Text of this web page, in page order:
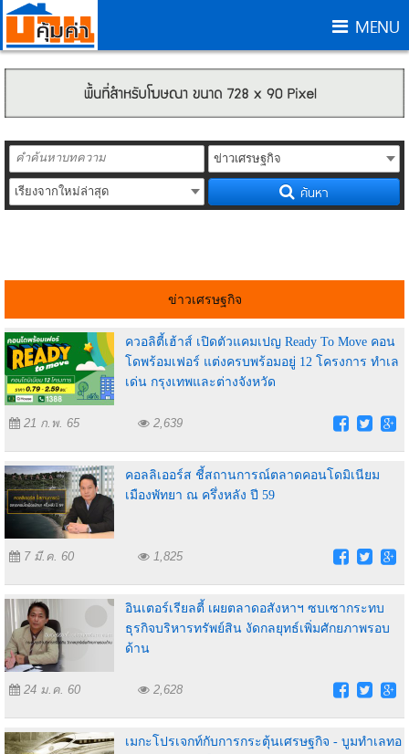
MENU
ค้นหา
ข่าวเศรษฐกิจ
ควอลิตี้เฮ้าส์ เปิดตัวแคมเปญ Ready To Move คอน
โดพร้อมเฟอร์ แต่งครบพร้อมอยู่ 12 โครงการ ทำเล
เด่น กรุงเทพและต่างจังหวัด
21 ก.พ. 65 2,639
คอลลิเออร์ส ชี้สถานการณ์ตลาดคอนโดมิเนียม
เมืองพัทยา ณ ครึ่งหลัง ปี 59
7 มี.ค. 60 1,825
อินเตอร์เรียลตี้ เผยตลาดอสังหาฯ ซบเซากระทบ
ธุรกิจบริหารทรัพย์สิน งัดกลยุทธ์เพิ่มศักยภาพรอบ
ด้าน
24 ม.ค. 60 2,628
เมกะโปรเจกท์กับการกระตุ้นเศรษฐกิจ - บูมทำเลทอ